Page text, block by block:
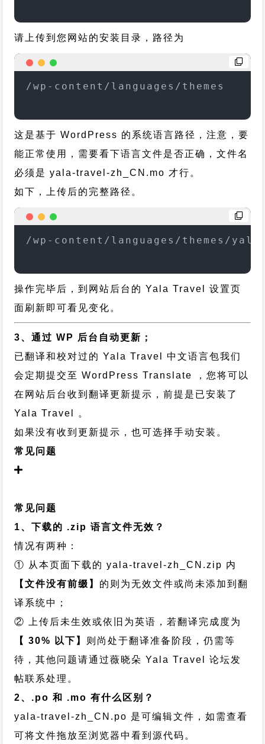
请上传到您网站的安装目录，路径为
/wp-content/languages/themes
这是基于 WordPress 的系统语言路径，注意，要
能正常使用，需要看下语言文件是否正确，文件名
必须是 yala-travel-zh_CN.mo 才行。
如下，上传后的完整路径。
/wp-content/languages/themes/
操作完毕后，到网站后台的 Yala Travel 设置页
面刷新即可看见变化。
3、通过 WP 后台自动更新；
已翻译和校对过的 Yala Travel 中文语言包我们
会定期提交至 WordPress Translate ，您将可以
在网站后台收到翻译更新提示，前提是已安装了
Yala Travel 。
如果没有收到更新提示，也可选择手动安装。
常见问题
常见问题
1、下载的 .zip 语言文件无效？
情况有两种：
① 从本页面下载的 yala-travel-zh_CN.zip 内
【文件没有前缀】 的则为无效文件或尚未添加到翻
译系统中；
② 上传后未生效或依旧为英语，若翻译完成度为
【 30% 以下】 则尚处于翻译准备阶段，仍需等
待，其他问题请通过薇晓朵 Yala Travel 论坛发
帖联系处理。
2、.po 和 .mo 有什么区别？
yala-travel-zh_CN.po 是可编辑文件，如需查看
可将文件拖放至浏览器中看到源代码。